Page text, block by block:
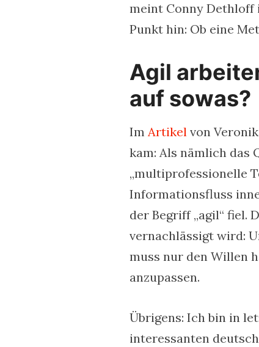
meint Conny Dethloff
Punkt hin: Ob eine
Agil
auf sowas?
Im Artikelvon
kam: Als nämlich das
„multiprofessionelle
Informationsfluss
der Begriff „agil“ fiel.
vernachlässigt wird:
muss nur den Willen
anzupassen.
Übrigens: Ich bin in
interessanten